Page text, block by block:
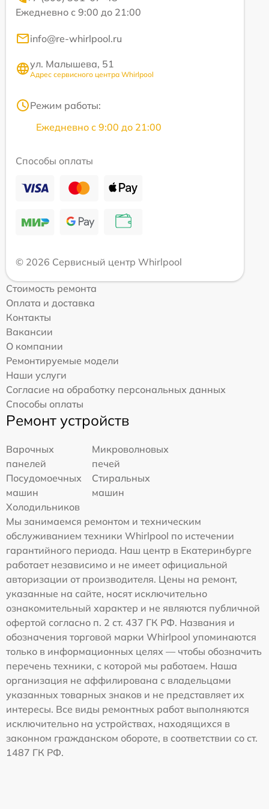
Ежедневно с 9:00 до 21:00
info@re-whirlpool.ru
ул. Малышева, 51
Адрес сервисного центра Whirlpool
Режим работы:
Ежедневно с 9:00 до 21:00
Способы оплаты
© 2026 Сервисный центр Whirlpool
Стоимость ремонта
Оплата и доставка
Контакты
Вакансии
О компании
Ремонтируемые модели
Наши услуги
Согласие на обработку персональных данных
Способы оплаты
Ремонт устройств
Варочных
панелей
Микроволновых
печей
Посудомоечных
машин
Стиральных
машин
Холодильников
Мы занимаемся ремонтом и техническим
обслуживанием техники Whirlpool по истечении
гарантийного периода. Наш центр в Екатеринбурге
работает независимо и не имеет официальной
авторизации от производителя. Цены на ремонт,
указанные на сайте, носят исключительно
ознакомительный характер и не являются публичной
офертой согласно п. 2 ст. 437 ГК РФ. Названия и
обозначения торговой марки Whirlpool упоминаются
только в информационных целях — чтобы обозначить
перечень техники, с которой мы работаем. Наша
организация не аффилирована с владельцами
указанных товарных знаков и не представляет их
интересы. Все виды ремонтных работ выполняются
исключительно на устройствах, находящихся в
законном гражданском обороте, в соответствии со ст.
1487 ГК РФ.